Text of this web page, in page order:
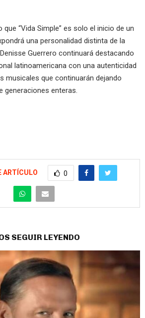
“Vida Simple” es solo el inicio de un
una personalidad distinta de la
Guerrero continuará destacando
latinoamericana con una autenticidad
musicales que continuarán dejando
generaciones enteras.
ARTÍCULO 0
SEGUIR LEYENDO